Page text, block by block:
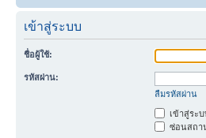
เข้าสู่ระบบ
ชื่อผู้ใช้:
รหัสผ่าน:
ลืมรหัสผ่าน
เข้าสู่ระ
ซ่อนสถา